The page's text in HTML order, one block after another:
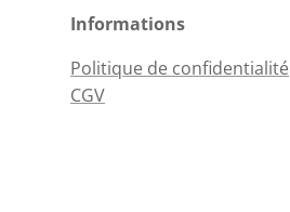
Informations
Politique de confidentialité
CGV